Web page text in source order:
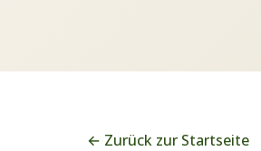
← Zurück zur Startseite